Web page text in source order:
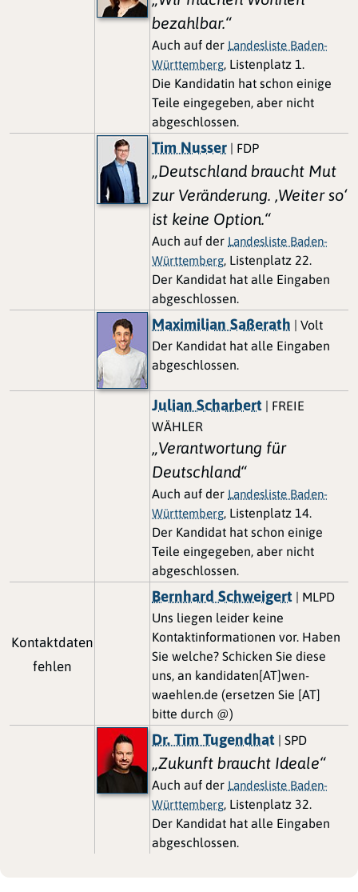
bezahlbar.“
Auch auf der Landesliste Baden-
Württemberg , Listenplatz 1.
Die Kandidatin hat schon einige
Teile eingegeben, aber nicht
abgeschlossen.
Tim Nusser | FDP
„Deutschland braucht Mut
zur Veränderung. ‚Weiter so‘
ist keine Option.“
Auch auf der Landesliste Baden-
Württemberg , Listenplatz 22.
Der Kandidat hat alle Eingaben
abgeschlossen.
Maximilian Saßerath | Volt
Der Kandidat hat alle Eingaben
abgeschlossen.
Julian Scharbert | FREIE
WÄHLER
„Verantwortung für
Deutschland“
Auch auf der Landesliste Baden-
Württemberg , Listenplatz 14.
Der Kandidat hat schon einige
Teile eingegeben, aber nicht
abgeschlossen.
Kontaktdaten
fehlen
Bernhard Schweigert | MLPD
Uns liegen leider keine
Kontaktinformationen vor. Haben
Sie welche? Schicken Sie diese
uns, an kandidaten[AT]wen-
waehlen.de (ersetzen Sie [AT]
bitte durch @)
Dr. Tim Tugendhat | SPD
„Zukunft braucht Ideale“
Auch auf der Landesliste Baden-
Württemberg , Listenplatz 32.
Der Kandidat hat alle Eingaben
abgeschlossen.